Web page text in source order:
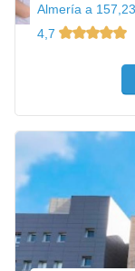
Almería a
4,7